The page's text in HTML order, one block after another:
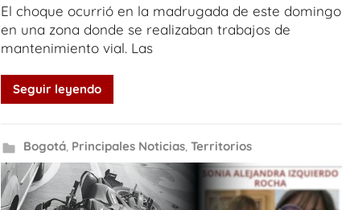
El choque ocurrió en la madrugada de este domingo
en una zona donde se realizaban trabajos de
mantenimiento vial. Las
Seguir leyendo
Bogotá, Principales Noticias, Territorios